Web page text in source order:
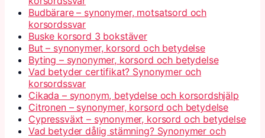
Budbärare – synonymer, motsatsord och
korsordssvar
Buske korsord 3 bokstäver
But – synonymer, korsord och betydelse
Byting – synonymer, korsord och betydelse
Vad betyder certifikat? Synonymer och
korsordssvar
Cikada – synonym, betydelse och korsordshjälp
Citronen – synonymer, korsord och betydelse
Cypressväxt – synonymer, korsord och betydelse
Vad betyder dålig stämning? Synonymer och